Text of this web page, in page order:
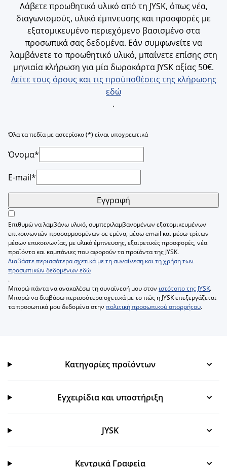
Λάβετε προωθητικό υλικό από τη JYSK, όπως νέα,
διαγωνισμούς, υλικό έμπνευσης και προσφορές με
εξατομικευμένο περιεχόμενο βασισμένο στα
προσωπικά σας δεδομένα. Εάν συμφωνείτε να
λαμβάνετε το προωθητικό υλικό, μπαίνετε επίσης στη
μηνιαία κλήρωση για μία δωροκάρτα JYSK αξίας 50€.
Δείτε τους όρους και τις προϋποθέσεις της κλήρωσης
εδώ
.
Όλα τα πεδία με αστερίσκο (*) είναι υποχρεωτικά
Όνομα*
E-mail*
Εγγραφή
Επιθυμώ να λαμβάνω υλικό, συμπεριλαμβανομένων εξατομικευμένων
επικοινωνιών προσαρμοσμένων σε εμένα, μέσω email και μέσω τρίτων
μέσων επικοινωνίας, με υλικό έμπνευσης, εξαιρετικές προσφορές, νέα
προϊόντα και καμπάνιες που αφορούν τα προϊόντα της JYSK.
Διαβάστε περισσότερα σχετικά με τη συναίνεση και τη χρήση των
προσωπικών δεδομένων εδώ
.
Μπορώ πάντα να ανακαλέσω τη συναίνεσή μου στον ιστότοπο της JYSK.
Μπορώ να διαβάσω περισσότερα σχετικά με το πώς η JYSK επεξεργάζεται
τα προσωπικά μου δεδομένα στην πολιτική προσωπικού απορρήτου.
Κατηγορίες προϊόντων
Εγχειρίδια και υποστήριξη
Εγχειρίδια και υποστήριξη
JYSK
JYSK
Κεντρικά Γραφεία